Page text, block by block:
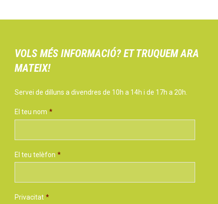
VOLS MÉS INFORMACIÓ? ET TRUQUEM ARA
MATEIX!
Servei de dilluns a divendres de 10h a 14h i de 17h a 20h.
El teu nom *
El teu telèfon *
Privacitat *